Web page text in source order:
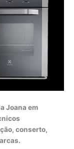
Joana em
conserto,